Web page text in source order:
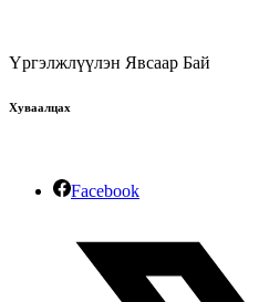
Үргэлжлүүлэн Явсаар Бай
Хуваалцах
Facebook